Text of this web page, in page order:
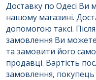
Доставку по Одесі Ви
нашому магазині.
допомогою таксі.
замовлення Ви можете
та замовити його
продавці. Вартість
замовлення, покупець